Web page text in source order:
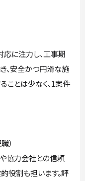
に注力し、工事期
、安全かつ円滑な施
ことは少なく、1案件
）
協力会社との信頼
役割も担います。評